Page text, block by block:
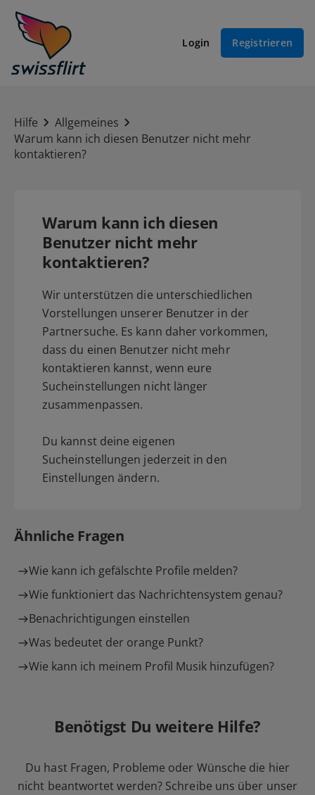
Login Registrieren
Hilfe
Allgemeines
Warum kann ich diesen Benutzer nicht mehr
kontaktieren?
Warum kann ich diesen
Benutzer nicht mehr
kontaktieren?
Wir unterstützen die unterschiedlichen
Vorstellungen unserer Benutzer in der
Partnersuche. Es kann daher vorkommen,
dass du einen Benutzer nicht mehr
kontaktieren kannst, wenn eure
Sucheinstellungen nicht länger
zusammenpassen.
Du kannst deine eigenen
Sucheinstellungen jederzeit in den
Einstellungen ändern.
Ähnliche Fragen
Wie kann ich gefälschte Profile melden?
Wie funktioniert das Nachrichtensystem genau?
Benachrichtigungen einstellen
Was bedeutet der orange Punkt?
Wie kann ich meinem Profil Musik hinzufügen?
Benötigst Du weitere Hilfe?
Du hast Fragen, Probleme oder Wünsche die hier
nicht beantwortet werden? Schreibe uns über unser